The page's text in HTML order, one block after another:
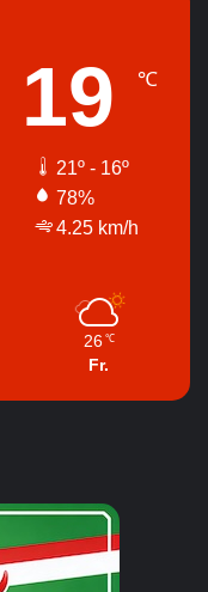
19 ℃
21º - 16º
78%
4.25 km/h
26 ℃
Fr.